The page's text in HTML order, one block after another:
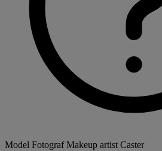
Model FotografMakeup artist Caster